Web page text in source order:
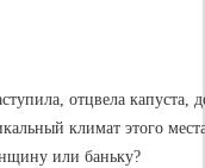
отцвела капуста,
климат этого
или баньку?